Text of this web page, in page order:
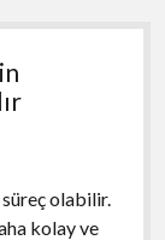
olabilir.
kolay ve